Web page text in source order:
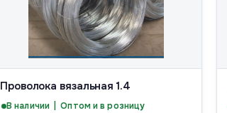
Проволока вязальная 1.4
В наличии | Оптом и в розницу